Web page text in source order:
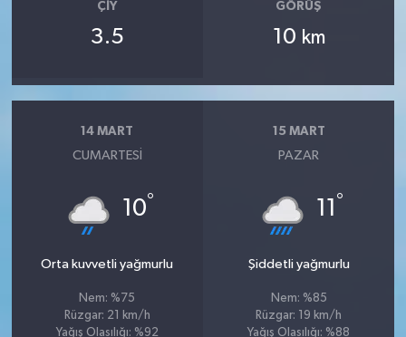
ÇIY
3.5
GÖRÜŞ
10 km
14 MART
CUMARTESI
10°
Orta kuvvetli yağmurlu
Nem: %75
Rüzgar: 21 km/h
Yağış Olasılığı: %92
15 MART
PAZAR
11 °
Şiddetli yağmurlu
Nem: %85
Rüzgar: 19 km/h
Yağış Olasılığı: %88